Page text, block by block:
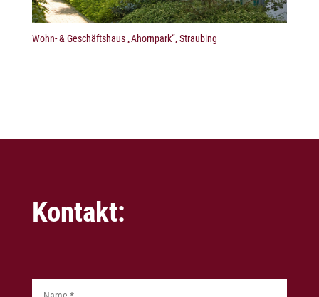
Wohn- & Geschäftshaus „Ahornpark“, Straubing
Kontakt: